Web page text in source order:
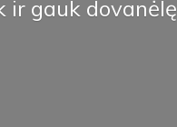
ir gauk